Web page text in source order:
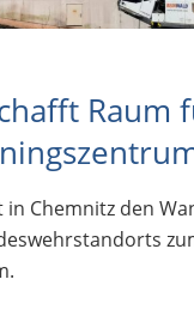
Raum
Chemnitz den